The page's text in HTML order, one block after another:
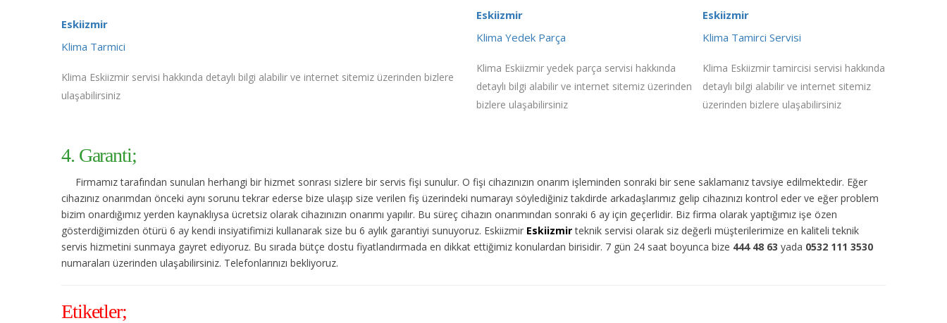
Eskiizmir
Klima Tarmici
Klima Eskiizmir servisi hakkında detaylı bilgi alabilir ve internet sitemiz üzerinden bizlere
ulaşabilirsiniz
Eskiizmir
Klima Yedek Parça
Klima Eskiizmir yedek parça servisi hakkında
detaylı bilgi alabilir ve internet sitemiz üzerinden
bizlere ulaşabilirsiniz
Eskiizmir
Klima Tamirci Servisi
Klima Eskiizmir tamircisi servisi hakkında
detaylı bilgi alabilir ve internet sitemiz
üzerinden bizlere ulaşabilirsiniz
4. Garanti;
Firmamız tarafından sunulan herhangi bir hizmet sonrası sizlere bir servis fişi sunulur. O fişi cihazınızın onarım işleminden sonraki bir sene saklamanız tavsiye edilmektedir. Eğer
cihazınız onarımdan önceki aynı sorunu tekrar ederse bize ulaşıp size verilen fiş üzerindeki numarayı söylediğiniz takdirde arkadaşlarımız gelip cihazınızı kontrol eder ve eğer problem
bizim onardığımız yerden kaynaklıysa ücretsiz olarak cihazınızın onarımı yapılır. Bu süreç cihazın onarımından sonraki 6 ay için geçerlidir. Biz firma olarak yaptığımız işe özen
gösterdiğimizden ötürü 6 ay kendi insiyatifimizi kullanarak size bu 6 aylık garantiyi sunuyoruz. Eskiizmir Eskiizmir teknik servisi olarak siz değerli müşterilerimize en kaliteli teknik
servis hizmetini sunmaya gayret ediyoruz. Bu sırada bütçe dostu fiyatlandırmada en dikkat ettiğimiz konulardan birisidir. 7 gün 24 saat boyunca bize 444 48 63 yada 0532 111 3530
numaraları üzerinden ulaşabilirsiniz. Telefonlarınızı bekliyoruz.
Etiketler;